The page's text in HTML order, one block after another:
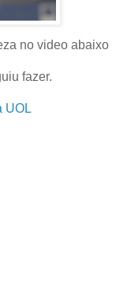
no video abaixo
fazer.
UOL